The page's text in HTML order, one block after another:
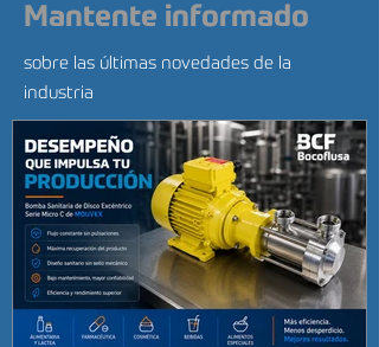
Mantente informado
sobre las últimas novedades de la
industria